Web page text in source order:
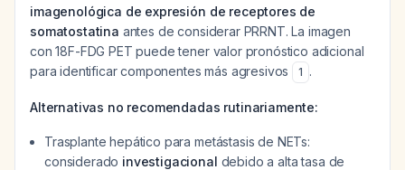
imagenológica de expresión de receptores de
somatostatina antes de considerar PRRNT. La imagen
con 18F-FDG PET puede tener valor pronóstico adicional
para identificar componentes más agresivos
1 .
Alternativas no recomendadas rutinariamente:
Trasplante hepático para metástasis de NETs:
considerado investigacional debido a alta tasa de